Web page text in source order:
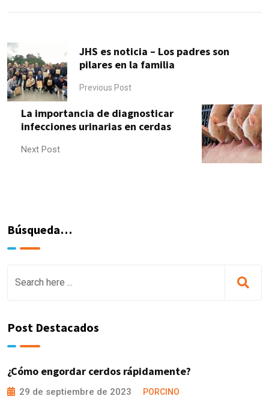
JHS es noticia – Los padres son
pilares en la familia
Previous Post
La importancia de diagnosticar
infecciones urinarias en cerdas
Next Post
Búsqueda…
Post Destacados
¿Cómo engordar cerdos rápidamente?
29 de septiembre de 2023 PORCINO